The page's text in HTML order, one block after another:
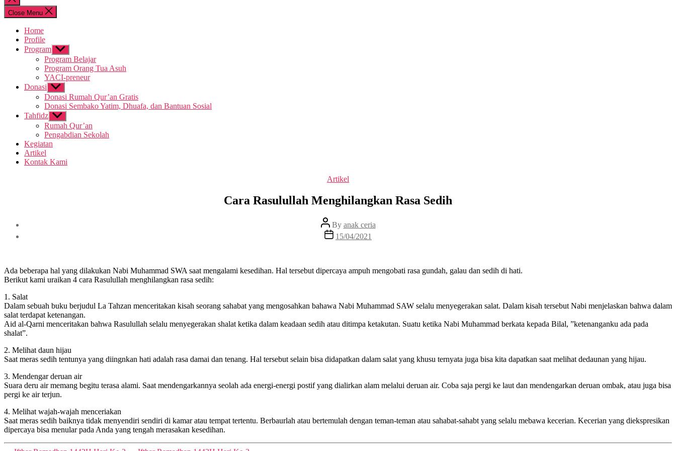
search
Close Menu
Home
Profile
Program Show
sub
menu
Program Belajar
Program Orang Tua Asuh
YACI-preneur
Donasi Show
sub
menu
Donasi Rumah Qur’an Gratis
Donasi Sembako Yatim, Dhuafa, dan Bantuan Sosial
Tahfidz Show
sub
menu
Rumah Qur’an
Pengabdian Sekolah
Kegiatan
Artikel
Kontak Kami
Categories
Artikel
Cara Rasulullah Menghilangkan Rasa Sedih
Post
author
By anak ceria
Post
date
15/04/2021
Ada beberapa hal yang dilakukan Nabi Muhammad SWA saat mengalami kesedihan. Hal tersebut dipercaya ampuh mengobati rasa gundah, galau dan sedih di hati.
Berikut kami uraikan 4 cara Rasulullah menghilangkan rasa sedih:
1. Salat
Dalam sebuah buku berjudul La Tahzan menceritakan kisah seorang sahabat yang mengosahkan bahawa Nabi Muhammad SAW selalu menyegerakan salat. Dalam kisah tersebut Nabi menjelaskan bahwa dalam
salat terdapat ketenangan.
Aid al-Qarni menceritakan bahwa Rasulullah selalu menyegerakan shalat ketika dalam keadaan sedih atau ditimpa ketakutan. Suatu ketika Nabi Muhammad berkata kepada Bilal, ”ketenanganku ada pada
shalat”.
2. Melihat daun hijau
Saat meras sedih tentunya yang diingnkan hati adalah rasa damai dan tenang. Hal tersebut selain bisa didapatkan dalam salat yang khusu ternyata juga bisa kita dapatkan saat melihat dedaunan yang hijau.
3. Mendengar deruan air
Suara deru air memang begitu terasa alami. Saat mendengarkannya seolah ada energi-energi postif yang dialirkan alam melalui deruan air. Coba saja pergi ke laut dan mendengarkan deruan ombak, atau juga bisa
pergi ke air terjun.
4. Melihat wajah-wajah menceriakan
Saat meras sedih baiknya tidak menyendiri sendiri di kamar atau tempat tertentu. Berbaurlah atau bertemulah dengan teman-teman atau sahabat-sahabt yang selalu mebawa kecerian. Kecerian yang diekspresikan
dipercaya bisa menular pada Anda yang tengah merasakan kesedihan.